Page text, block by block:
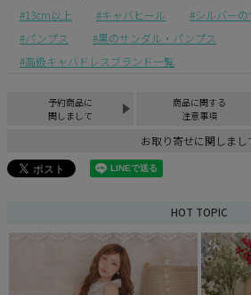
13cm以上
キャバヒール
シルバー
パンプス
黒のサンダル・パンプス
高級キャバドレスブランド一覧
予約商品に
関しまして
商品に関する
注意事項
お取り寄せに関しまし
HOT TOPIC